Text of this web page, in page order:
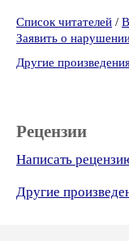
Список читателей /
Заявить о
Другие
Рецензии
Написать
Другие